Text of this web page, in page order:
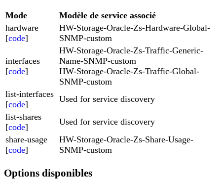
Mode
Modèle de service associé
hardware
[code]
HW-Storage-Oracle-Zs-Hardware-Global-
SNMP-custom
interfaces
[code]
HW-Storage-Oracle-Zs-Traffic-Generic-
Name-SNMP-custom
HW-Storage-Oracle-Zs-Traffic-Global-
SNMP-custom
list-interfaces
[code]
Used for service discovery
list-shares
[code]
Used for service discovery
share-usage
[code]
HW-Storage-Oracle-Zs-Share-Usage-
SNMP-custom
Options disponibles